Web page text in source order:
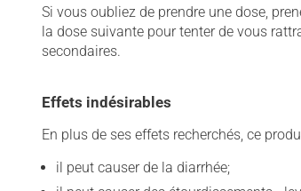
Si vous oubliez de prendre une dose,
la dose suivante pour tenter de vous
secondaires.
Effets indésirables
En plus de ses effets recherchés, ce
il peut causer de la diarrhée;